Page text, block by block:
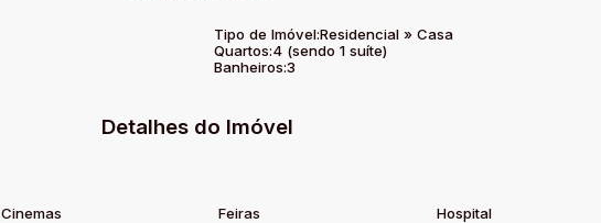
Tipo de Imóvel:Residencial » Casa
Quartos:4 (sendo 1 suíte)
Banheiros:3
Detalhes do Imóvel
Cinemas Feiras
Hospital